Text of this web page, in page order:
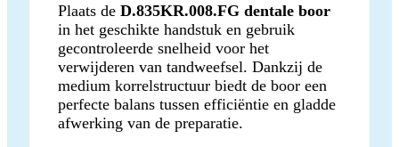
Plaats de D.835KR.008.FG dentale boor
in het geschikte handstuk en gebruik
gecontroleerde snelheid voor het
verwijderen van tandweefsel. Dankzij de
medium korrelstructuur biedt de boor een
perfecte balans tussen efficiëntie en gladde
afwerking van de preparatie.